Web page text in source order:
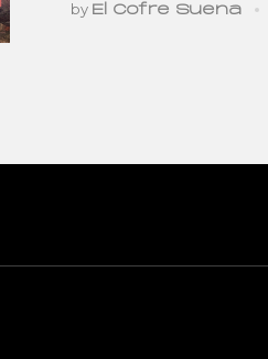
by El Cofre Suena